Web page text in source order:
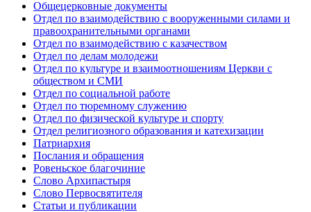
Общецерковные документы
Отдел по взаимодействию с вооруженными силами и
правоохранительными органами
Отдел по взаимодействию с казачеством
Отдел по делам молодежи
Отдел по культуре и взаимоотношениям Церкви с
обществом и СМИ
Отдел по социальной работе
Отдел по тюремному служению
Отдел по физической культуре и спорту
Отдел религиозного образования и катехизации
Патриархия
Послания и обращения
Ровеньское благочиние
Слово Архипастыря
Слово Первосвятителя
Статьи и публикации